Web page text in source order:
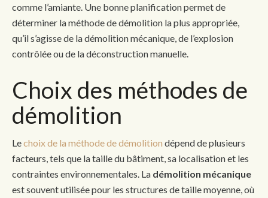
comme l’amiante. Une bonne planification permet de
déterminer la méthode de démolition la plus appropriée,
qu’il s’agisse de la démolition mécanique, de l’explosion
contrôlée ou de la déconstruction manuelle.
Choix des méthodes de
démolition
Lechoix de la méthode de démolition dépend de plusieurs
facteurs, tels que la taille du bâtiment, sa localisation et les
contraintes environnementales. La démolition mécanique
est souvent utilisée pour les structures de taille moyenne, où